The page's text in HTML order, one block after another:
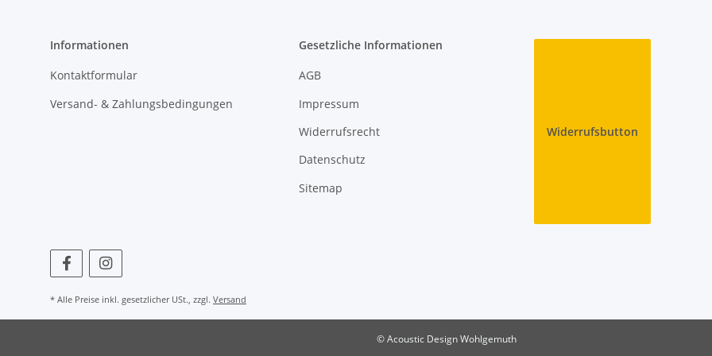
Informationen
Kontaktformular
Versand- & Zahlungsbedingungen
Gesetzliche Informationen
AGB
Impressum
Widerrufsrecht
Datenschutz
Sitemap
Widerrufsbutton
* Alle Preise inkl. gesetzlicher USt., zzgl. Versand
© Acoustic Design Wohlgemuth